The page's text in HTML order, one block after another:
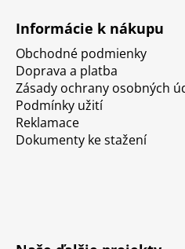
Informácie k nákupu
Obchodné podmienky
Doprava a platba
Zásady ochrany osobných
Podmínky užití
Reklamace
Dokumenty ke stažení